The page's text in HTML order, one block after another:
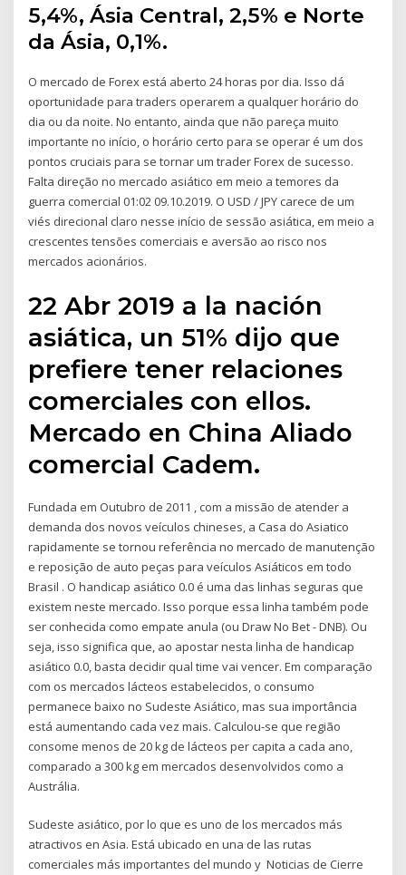
5,4%, Ásia Central, 2,5% e Norte
da Ásia, 0,1%.
O mercado de Forex está aberto 24 horas por dia. Isso dá
oportunidade para traders operarem a qualquer horário do
dia ou da noite. No entanto, ainda que não pareça muito
importante no início, o horário certo para se operar é um dos
pontos cruciais para se tornar um trader Forex de sucesso.
Falta direção no mercado asiático em meio a temores da
guerra comercial 01:02 09.10.2019. O USD / JPY carece de um
viés direcional claro nesse início de sessão asiática, em meio a
crescentes tensões comerciais e aversão ao risco nos
mercados acionários.
22 Abr 2019 a la nación
asiática, un 51% dijo que
prefiere tener relaciones
comerciales con ellos.
Mercado en China Aliado
comercial Cadem.
Fundada em Outubro de 2011 , com a missão de atender a
demanda dos novos veículos chineses, a Casa do Asiatico
rapidamente se tornou referência no mercado de manutenção
e reposição de auto peças para veículos Asiáticos em todo
Brasil . O handicap asiático 0.0 é uma das linhas seguras que
existem neste mercado. Isso porque essa linha também pode
ser conhecida como empate anula (ou Draw No Bet - DNB). Ou
seja, isso significa que, ao apostar nesta linha de handicap
asiático 0.0, basta decidir qual time vai vencer. Em comparação
com os mercados lácteos estabelecidos, o consumo
permanece baixo no Sudeste Asiático, mas sua importância
está aumentando cada vez mais. Calculou-se que região
consome menos de 20 kg de lácteos per capita a cada ano,
comparado a 300 kg em mercados desenvolvidos como a
Austrália.
Sudeste asiático, por lo que es uno de los mercados más
atractivos en Asia. Está ubicado en una de las rutas
comerciales más importantes del mundo y Noticias de Cierre